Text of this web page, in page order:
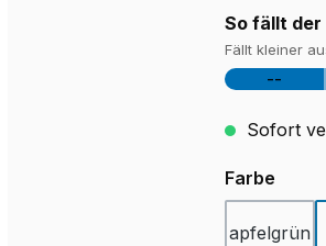
So fällt
Fällt kleiner
--
Sofort
Farbe
apfelgrün